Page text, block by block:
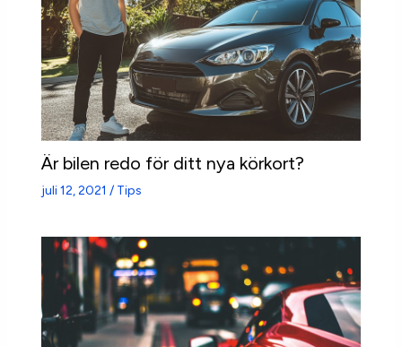
Är bilen redo för ditt nya körkort?
juli 12, 2021 / Tips